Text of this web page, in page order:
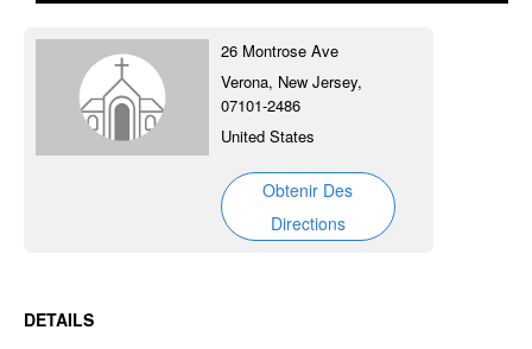
26 Montrose Ave
Verona, New Jersey,
07101-2486
United States
Obtenir Des
Directions
DETAILS